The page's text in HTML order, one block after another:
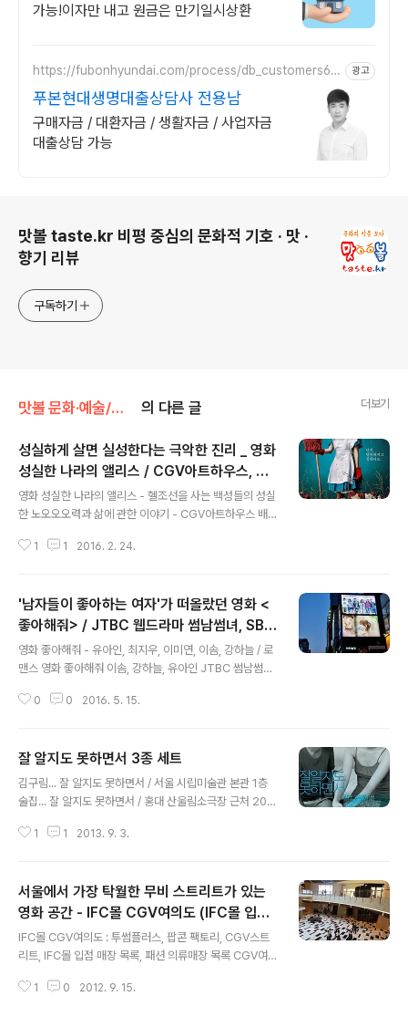
가능!이자만 내고 원금은 만기일시상환
https://fubonhyundai.com/process/db_customers6.d
광고
푸본현대생명대출상담사 전용남
구매자금 / 대환자금 / 생활자금 / 사업자금
대출상담 가능
맛볼 taste.kr 비평 중심의 문화적 기호 · 맛 ·
향기 리뷰
구독하기
맛볼 문화·예술/맛볼 영화 의 다른 글 더보기
성실하게 살면 실성한다는 극악한 진리 _ 영화
성실한 나라의 앨리스 / CGV아트하우스, 헬
조선, 노오오오력
영화 성실한 나라의 앨리스 - 헬조선을 사는 백성들의 성실
한 노오오오력과 삶에 관한 이야기 - CGV아트하우스 배
실한 나라의 앨리스 CGV아트하우스 상영 성실한 나라의
영화 성실한 나라의 앨리스는... 뇌구조를 덮어 놓고 긍정주
의, 긍정의 힘 최면으로 낙관 범벅한 채 "성실하게 살면 언
젠가는 세상이 나의 노력과 정성을 알아주겠지" "노오오오
력~ 하면 10년 안에 자가 주택 집 한 채 장만 할 수 있겠지"
서글픈 착각 속에 살아가는 헬조선 군상들에 관한 이야기.
믿어주면 귀하의 하류 인생의 삶을 타개해 주겠다는 천박
1 1 2016. 2. 24.
'남자들이 좋아하는 여자'가 떠올랐던 영화 <
좋아해줘> / JTBC 웹드라마 썸남썸녀, SBS
짝 시즌2, 유아인, 이솜, 강하늘
영화 좋아해줘 - 유아인, 최지우, 이미연, 이솜, 강하늘 / 로
맨스 영화 좋아해줘 이솜, 강하늘, 유아인 JTBC 썸남썸녀,
C 웹드라마 썸남썸녀, 남자들이 좋아하는 여자, SBS 짝 시
떼처럼 꼬이는 체리블라썸 향수 어디서 샀게?" 영화 보다
가 불현듯 떠오른 SBS 짝 12기 속 "남자들이 좋아하는 여
자" 이미연, 최지우, 이솜, 김주혁, 유아인, 강하늘 영화 좋
SBS 애정촌 짝에 출연했던 어떤 인물. 갑작스러운 불상사
0 0 2016. 5. 15.
잘 알지도 못하면서 3종 세트
김구림... 잘 알지도 못하면서 / 서울 시립미술관 본관 1층
술집... 잘 알지도 못하면서 / 홍대 산울림소극장 근처 200
풍 술집. 저예산 빈티지 카페를 의도하는 이들에게 참고가
도 못하면서
1 1 2013. 9. 3.
서울에서 가장 탁월한 무비 스트리트가 있는
영화 공간 - IFC몰 CGV여의도 (IFC몰 입점
매장 목록)
IFC몰 CGV여의도 : 투썸플러스, 팝콘 팩토리, CGV스트
리트, IFC몰 입점 매장 목록, 패션 의류매장 목록 CGV여
V여의도, IFC몰 입점 맛집 레스토랑 목록 IFC몰 입점 매장
1 0 2012. 9. 15.